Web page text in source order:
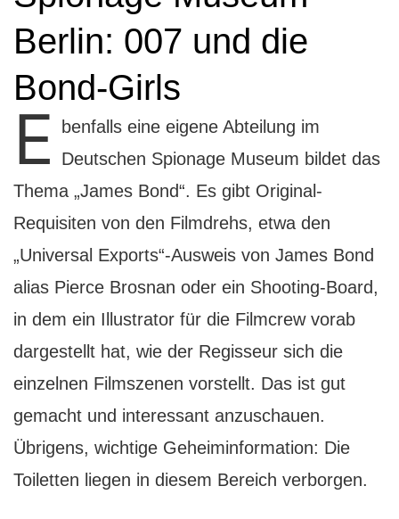
Berlin: 007 und die
Bond-Girls
E
benfalls eine eigene Abteilung im
Deutschen Spionage Museum bildet das
Thema „James Bond“. Es gibt Original-
Requisiten von den Filmdrehs, etwa den
„Universal Exports“-Ausweis von James Bond
alias Pierce Brosnan oder ein Shooting-Board,
in dem ein Illustrator für die Filmcrew vorab
dargestellt hat, wie der Regisseur sich die
einzelnen Filmszenen vorstellt. Das ist gut
gemacht und interessant anzuschauen.
Übrigens, wichtige Geheiminformation: Die
Toiletten liegen in diesem Bereich verborgen.